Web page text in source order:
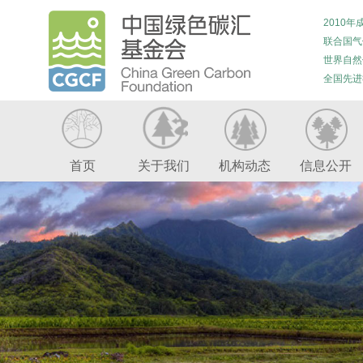
2010年
联合国
世界自
全国先
首页 关于我们 机构动态 信息公开